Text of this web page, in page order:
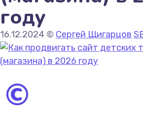
году
16.12.2024 © Сергей Щигарцов
©